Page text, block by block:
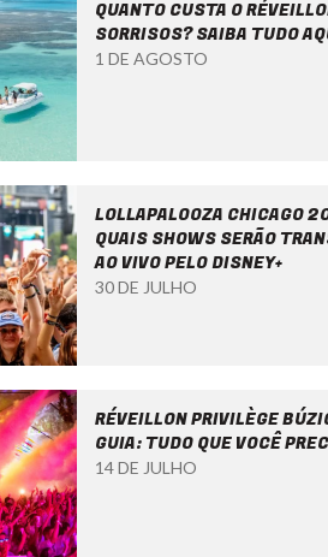
QUANTO CUSTA O
SORRISOS? SAIBA TUDO
1 DE AGOSTO
LOLLAPALOOZA CHICAGO
QUAIS SHOWS SERÃO
AO VIVO PELO DISNEY+
30 DE JULHO
RÉVEILLON PRIVILÈGE
GUIA: TUDO QUE VOCÊ
14 DE JULHO